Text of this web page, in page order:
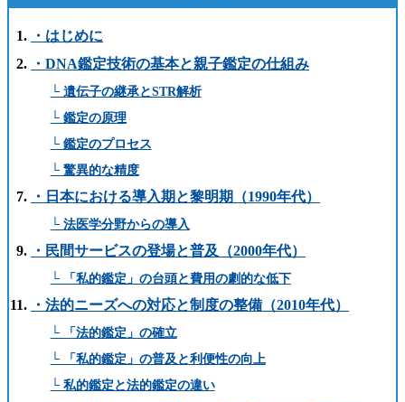
・はじめに
・DNA鑑定技術の基本と親子鑑定の仕組み
└ 遺伝子の継承とSTR解析
└ 鑑定の原理
└ 鑑定のプロセス
└ 驚異的な精度
・日本における導入期と黎明期（1990年代）
└ 法医学分野からの導入
・民間サービスの登場と普及（2000年代）
└ 「私的鑑定」の台頭と費用の劇的な低下
・法的ニーズへの対応と制度の整備（2010年代）
└ 「法的鑑定」の確立
└ 「私的鑑定」の普及と利便性の向上
└ 私的鑑定と法的鑑定の違い